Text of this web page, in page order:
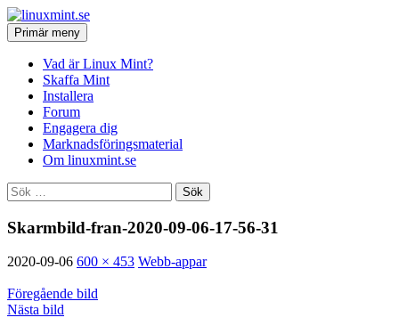
Hoppa
till
innehåll
linuxmint.se
SökPrimär meny
Vad är Linux Mint?
Skaffa Mint
Installera
Forum
Engagera dig
Marknadsföringsmaterial
Om linuxmint.se
Sök
efter:
Skarmbild-fran-2020-09-06-17-56-31
2020-09-06 600 × 453 Webb-appar
Föregående bild
Nästa bild